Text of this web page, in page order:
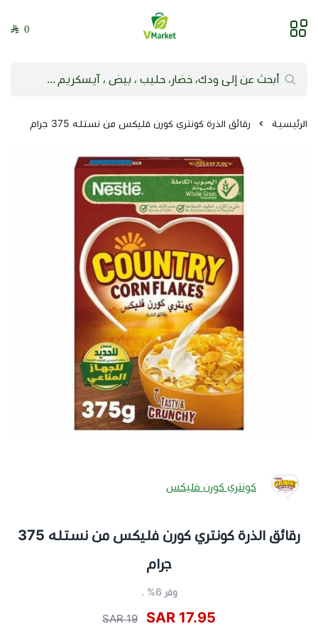
فيلج ماركت | VMarket
0
الرئيسية رقائق الذرة كونتري كورن فليكس من نستله 375 جرام
كونتري كورن فليكس
رقائق الذرة كونتري كورن فليكس من نستله 375
جرام
وفر 6% .
17.95 SAR
19 SAR